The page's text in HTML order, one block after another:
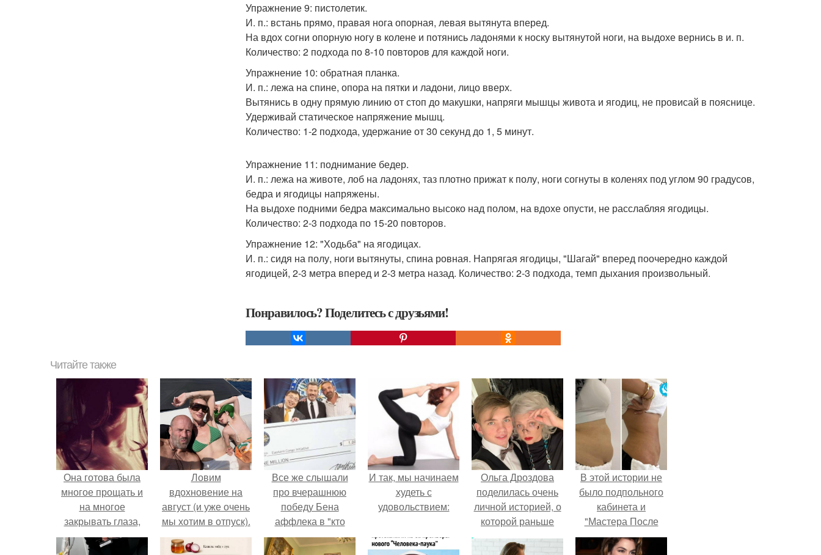
Упражнение 9: пистолетик.
И. п.: встань прямо, правая нога опорная, левая вытянута вперед.
На вдох согни опорную ногу в колене и потянись ладонями к носку вытянутой ноги, на выдохе вернись в и. п.
Количество: 2 подхода по 8-10 повторов для каждой ноги.
Упражнение 10: обратная планка.
И. п.: лежа на спине, опора на пятки и ладони, лицо вверх.
Вытянись в одну прямую линию от стоп до макушки, напряги мышцы живота и ягодиц, не провисай в пояснице.
Удерживай статическое напряжение мышц.
Количество: 1-2 подхода, удержание от 30 секунд до 1, 5 минут.
Упражнение 11: поднимание бедер.
И. п.: лежа на животе, лоб на ладонях, таз плотно прижат к полу, ноги согнуты в коленях под углом 90 градусов,
бедра и ягодицы напряжены.
На выдохе подними бедра максимально высоко над полом, на вдохе опусти, не расслабляя ягодицы.
Количество: 2-3 подхода по 15-20 повторов.
Упражнение 12: "Ходьба" на ягодицах.
И. п.: сидя на полу, ноги вытянуты, спина ровная. Напрягая ягодицы, "Шагай" вперед поочередно каждой
ягодицей, 2-3 метра вперед и 2-3 метра назад. Количество: 2-3 подхода, темп дыхания произвольный.
Понравилось? Поделитесь с друзьями!
Читайте также
Она готова была
многое прощать и
на многое
закрывать глаза,
лишь бы быть
вместе с ним.
Ловим
вдохновение на
август (и уже очень
мы хотим в отпуск).
Все же слышали
про вчерашнюю
победу Бена
аффлека в "кто
хочет стать
миллионером?
И так, мы начинаем
худеть с
удовольствием:
Ольга Дроздова
поделилась очень
личной историей, о
которой раньше
почти не говорила.
В этой истории не
было подпольного
кабинета и
"Мастера После
Двухнедельных
Курсов".